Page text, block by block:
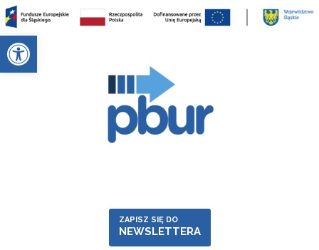
Otwórz pasek narzędzi
Skip
to
content
ZAPISZ SIĘ DO
NEWSLETTERA